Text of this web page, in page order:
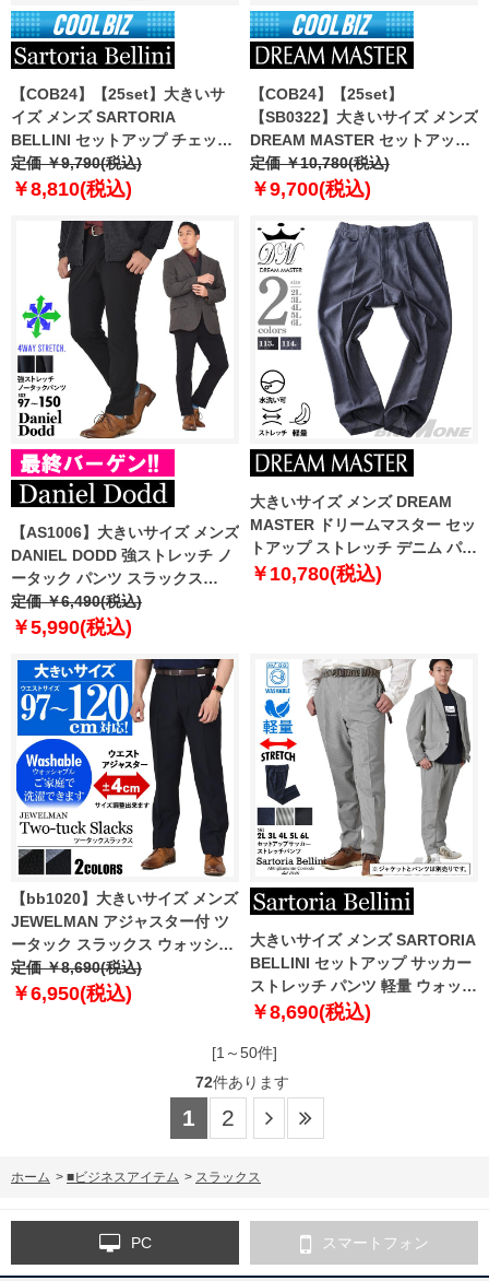
【COB24】【25set】大きいサ
イズ メンズ SARTORIA
BELLINI セットアップ チェック
ストレッチ パンツ 軽量 ウォッシ
ャブル イージーケア azps2418-
定価 ￥9,790(税込)
￥8,810(税込)
【COB24】【25set】
【SB0322】大きいサイズ メンズ
DREAM MASTER セットアップ
トロピカル 2WAYストレッチ パ
ンツ dm2423ps-se
定価 ￥10,780(税込)
￥9,700(税込)
【AS1006】大きいサイズ メンズ
DANIEL DODD 強ストレッチ ノ
ータック パンツ スラックス
azsl-230601
定価 ￥6,490(税込)
￥5,990(税込)
大きいサイズ メンズ DREAM
MASTER ドリームマスター セッ
トアップ ストレッチ デニム パン
ツ 軽量 ウォッシャブル
￥10,780(税込)
【bb1020】大きいサイズ メンズ
JEWELMAN アジャスター付 ツ
ータック スラックス ウォッシャ
ブル 20800
定価 ￥8,690(税込)
￥6,950(税込)
大きいサイズ メンズ SARTORIA
BELLINI セットアップ サッカー
ストレッチ パンツ 軽量 ウォッシ
ャブル イージーケア azps2399-
￥8,690(税込)
[1～50件]
72件あります
1 2
ホーム > ■ビジネスアイテム > スラックス
PC スマートフォン